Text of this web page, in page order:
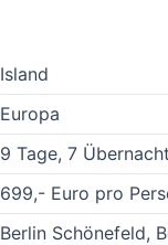
Island
Europa
9 Tage, 7
699,- Euro pro
Berlin Schönefeld,